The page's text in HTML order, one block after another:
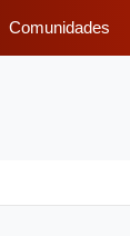
Comunidades